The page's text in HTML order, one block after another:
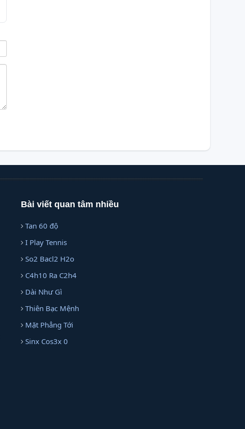
Bài viết quan tâm nhiều
Tan 60 độ
I Play Tennis
So2 Bacl2 H2o
C4h10 Ra C2h4
Dài Như Gì
Thiên Bạc Mệnh
Mặt Phẳng Tới
Sinx Cos3x 0